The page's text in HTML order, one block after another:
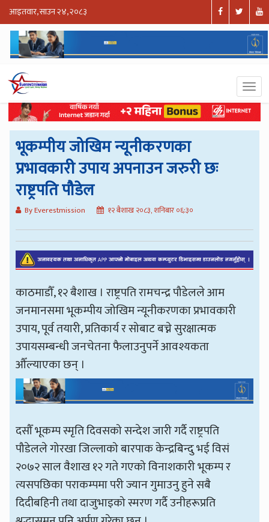
आइतवार, साउन २४, २०८३
भूकम्पीय जोखिम न्यूनीकरणका
प्रभावकारी उपाय अपनाउन जरुरी छः
राष्ट्रपति पौडेल
By Everestmission १२ बैशाख २०८३, शनिबार ०६:३०
काठमाडौँ, १२ बैशाख । राष्ट्रपति रामचन्द्र पौडेलले आम
जनमानसमा भूकम्पीय जोखिम न्यूनीकरणका प्रभावकारी
उपाय, पूर्व तयारी, प्रतिकार्य र सोबाट बच्ने सुरक्षात्मक
उपायसम्बन्धी जनचेतना फैलाउनुपर्ने आवश्यकता
औँल्याएका छन् ।
दसौँ भूकम्प स्मृति दिवसको सन्देश जारी गर्दै राष्ट्रपति
पौडेलले गोरखा जिल्लाको बारपाक केन्द्रबिन्दु भई विसं
२०७२ साल वैशाख १२ गते गएको विनाशकारी भूकम्प र
त्यसपछिका पराकम्पमा परी ज्यान गुमाउनु हुने सबै
दिदीबहिनी तथा दाजुभाइको स्मरण गर्दै उनीहरूप्रति